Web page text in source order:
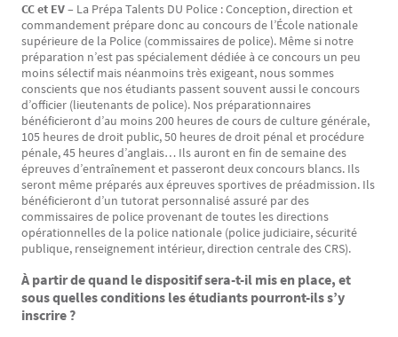
CC et EV – La Prépa Talents DU Police : Conception, direction et
commandement prépare donc au concours de l’École nationale
supérieure de la Police (commissaires de police). Même si notre
préparation n’est pas spécialement dédiée à ce concours un peu
moins sélectif mais néanmoins très exigeant, nous sommes
conscients que nos étudiants passent souvent aussi le concours
d’officier (lieutenants de police). Nos préparationnaires
bénéficieront d’au moins 200 heures de cours de culture générale,
105 heures de droit public, 50 heures de droit pénal et procédure
pénale, 45 heures d’anglais… Ils auront en fin de semaine des
épreuves d’entraînement et passeront deux concours blancs. Ils
seront même préparés aux épreuves sportives de préadmission. Ils
bénéficieront d’un tutorat personnalisé assuré par des
commissaires de police provenant de toutes les directions
opérationnelles de la police nationale (police judiciaire, sécurité
publique, renseignement intérieur, direction centrale des CRS).
À partir de quand le dispositif sera-t-il mis en place, et
sous quelles conditions les étudiants pourront-ils s’y
inscrire ?